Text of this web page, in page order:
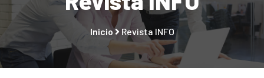
Inicio Revista INFO